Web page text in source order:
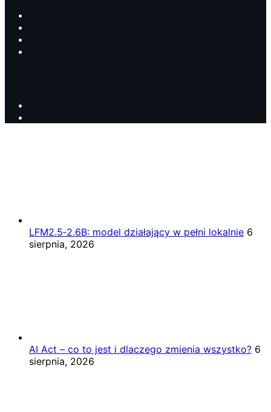
LFM2.5‑2.6B: model działający w pełni lokalnie 6
sierpnia, 2026
AI Act – co to jest i dlaczego zmienia wszystko? 6
sierpnia, 2026